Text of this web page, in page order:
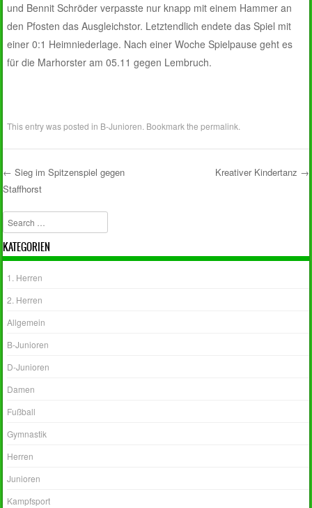
und Bennit Schröder verpasste nur knapp mit einem Hammer an
den Pfosten das Ausgleichstor. Letztendlich endete das Spiel mit
einer 0:1 Heimniederlage. Nach einer Woche Spielpause geht es
für die Marhorster am 05.11 gegen Lembruch.
This entry was posted in B-Junioren . Bookmark thepermalink
Post navigation
← Sieg im Spitzenspiel gegen
Staffhorst
Kreativer Kindertanz →
Search
KATEGORIEN
1. Herren
2. Herren
Allgemein
B-Junioren
D-Junioren
Damen
Fußball
Gymnastik
Herren
Junioren
Kampfsport